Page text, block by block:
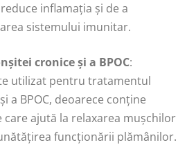
inflamația și de a
sistemului imunitar.
cronice și a BPOC:
utilizat pentru tratamentul
a BPOC, deoarece conține
care ajută la relaxarea mușchilor
funcționării plămânilor.